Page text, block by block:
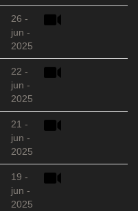
26 -
jun -
2025
22 -
jun -
2025
21 -
jun -
2025
19 -
jun -
2025